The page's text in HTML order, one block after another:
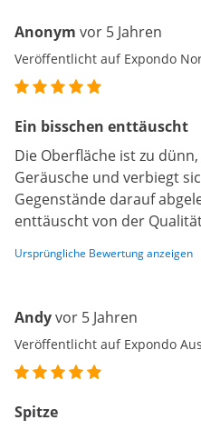
Anonym vor 5 Jahren
Veröffentlicht auf Expondo
Ein bisschen enttäuscht
Die Oberfläche ist zu
Geräusche und verbiegt
Gegenstände darauf
enttäuscht von der
Ursprüngliche Bewertung anzeigen
Andyvor 5 Jahren
Veröffentlicht auf Expondo
Spitze